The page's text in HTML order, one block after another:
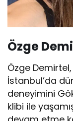
Özge
Özge
İstanbul’da
deneyimini
klibi ile